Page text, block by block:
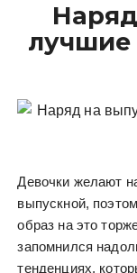
лучшие
Девочки желают
выпускной,
образ на это
запомнился
тенденциях,